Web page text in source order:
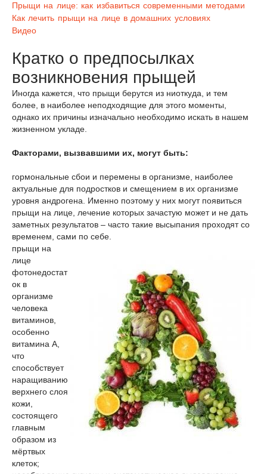
Прыщи на лице: как избавиться современными методами
Как лечить прыщи на лице в домашних условиях
Видео
Кратко о предпосылках
возникновения прыщей
Иногда кажется, что прыщи берутся из ниоткуда, и тем
более, в наиболее неподходящие для этого моменты,
однако их причины изначально необходимо искать в нашем
жизненном укладе.
Факторами, вызвавшими их, могут быть:
гормональные сбои и перемены в организме, наиболее
актуальные для подростков и смещением в их организме
уровня андрогена. Именно поэтому у них могут появиться
прыщи на лице, лечение которых зачастую может и не дать
заметных результатов – часто такие высыпания проходят со
временем, сами по себе.
прыщи на
лице
фотонедостат
ок в
организме
человека
витаминов,
особенно
витамина А,
что
способствует
наращиванию
верхнего слоя
кожи,
состоящего
главным
образом из
мёртвых
клеток;